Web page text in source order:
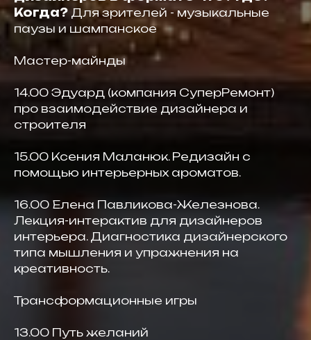
Когда? Для зрителей - музыкальные
паузы и шампанское
Мастер-майнды
14.00 Эдуард (компания СуперРемонт)
про взаимодействие дизайнера и
строителя
15.00 Ксения Маланюк. Редизайн с
помощью интерьерных ароматов.
16.00 Елена Павликова-Железнова.
Лекция-интерактив для дизайнеров
интерьера. Диагностика дизайнерского
типа мышления и упражнения на
креативность.
Трансформационные игры
13.00 Путь желаний